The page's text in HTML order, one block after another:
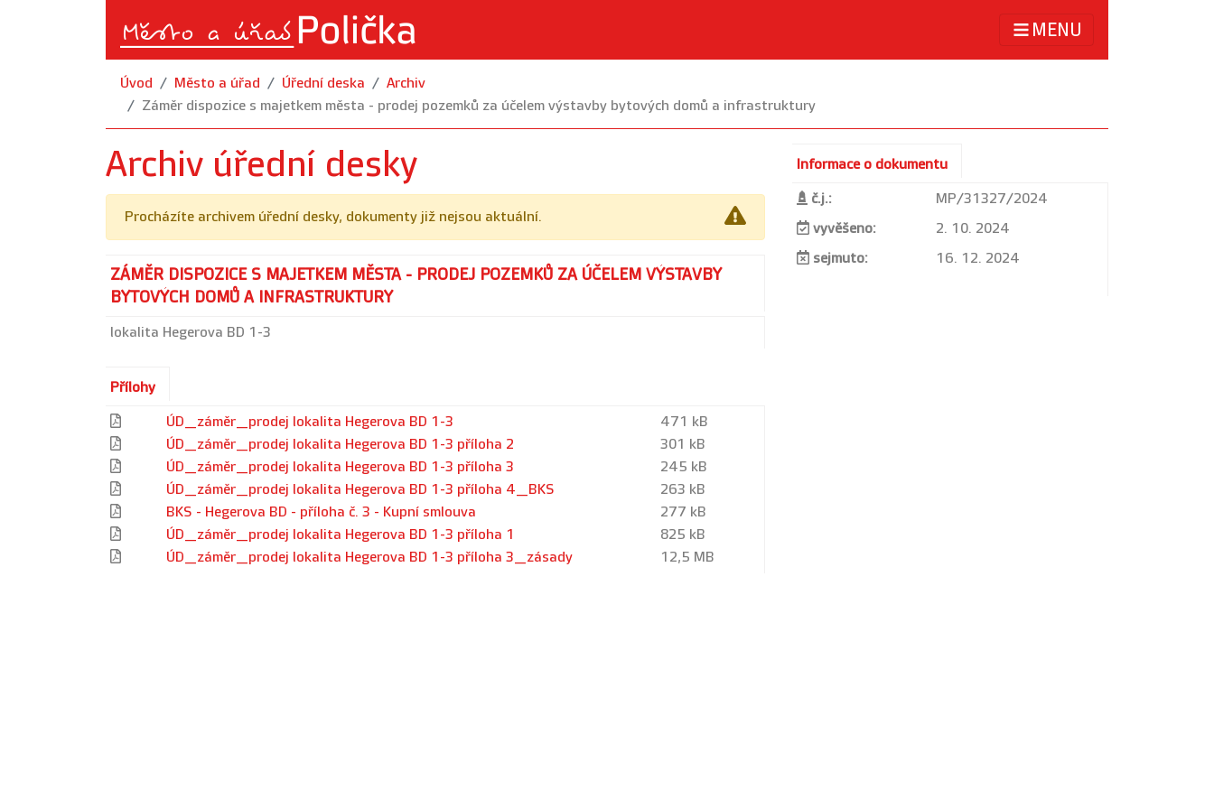
MENU
Úvod Město a úřad Úřední deska
Archiv
Záměr dispozice s majetkem města - prodej pozemků za účelem výstavby bytových domů a infrastruktury
Archiv úřední desky
Procházíte archivem úřední desky, dokumenty již nejsou aktuální.
ZÁMĚR DISPOZICE S MAJETKEM MĚSTA - PRODEJ POZEMKŮ ZA ÚČELEM VÝSTAVBY
BYTOVÝCH DOMŮ A INFRASTRUKTURY
lokalita Hegerova BD 1-3
Přílohy
ÚD_záměr_prodej lokalita Hegerova BD 1-3
471 kB
ÚD_záměr_prodej lokalita Hegerova BD 1-3 příloha 2
301 kB
ÚD_záměr_prodej lokalita Hegerova BD 1-3 příloha 3
245 kB
ÚD_záměr_prodej lokalita Hegerova BD 1-3 příloha 4_BKS
263 kB
BKS - Hegerova BD - příloha č. 3 - Kupní smlouva
277 kB
ÚD_záměr_prodej lokalita Hegerova BD 1-3 příloha 1
825 kB
ÚD_záměr_prodej lokalita Hegerova BD 1-3 příloha 3_zásady
12,5 MB
Informace o dokumentu
č.j.:
MP/31327/2024
vyvěšeno:
2. 10. 2024
sejmuto:
16. 12. 2024